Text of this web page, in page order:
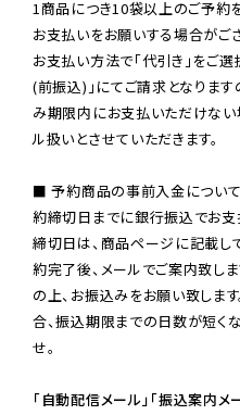
1商品につき10袋以上のご予約
お支払いをお願いする場合がご
お支払い方法で「代引き」をご
(前振込)」にてご請求となります
み期限内にお支払いただけない
ル扱いとさせていただきます。
■ 予約商品の事前入金につい
約締切日までに銀行振込でお支
締切日は、商品ページに記載し
約完了後、メールでご案内致し
の上、お振込みをお願い致しま
合、振込期限までの日数が短く
せ。
「自動配信メール」「振込案内